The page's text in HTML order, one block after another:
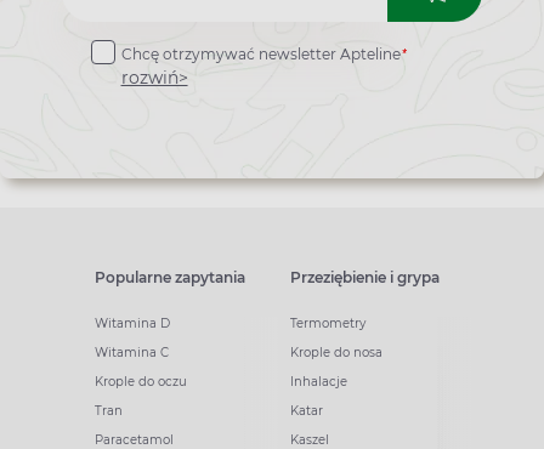
do
newslettera
Chcę otrzymywać newsletter Apteline*
rozwiń>
Popularne zapytania
Witamina D
Witamina C
Krople do oczu
Tran
Paracetamol
Przeziębienie i grypa
Termometry
Krople do nosa
Inhalacje
Katar
Kaszel